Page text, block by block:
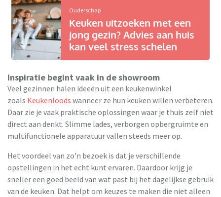
Ouderschap
Keuken uitzoeken met een
jong gezin? Advies aan huis
kan veel stress schelen
Inspiratie begint vaak in de showroom
Veel gezinnen halen ideeën uit een keukenwinkel
zoals Keukenloods wanneer ze hun keuken willen verbeteren.
Daar zie je vaak praktische oplossingen waar je thuis zelf niet
direct aan denkt. Slimme lades, verborgen opbergruimte en
multifunctionele apparatuur vallen steeds meer op.
Het voordeel van zo’n bezoek is dat je verschillende
opstellingen in het echt kunt ervaren. Daardoor krijg je
sneller een goed beeld van wat past bij het dagelijkse gebruik
van de keuken. Dat helpt om keuzes te maken die niet alleen